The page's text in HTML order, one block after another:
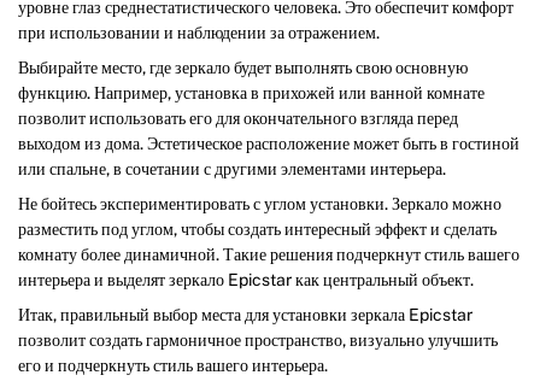
уровне глаз среднестатистического человека. Это обеспечит комфорт
при использовании и наблюдении за отражением.
Выбирайте место, где зеркало будет выполнять свою основную
функцию. Например, установка в прихожей или ванной комнате
позволит использовать его для окончательного взгляда перед
выходом из дома. Эстетическое расположение может быть в гостиной
или спальне, в сочетании с другими элементами интерьера.
Не бойтесь экспериментировать с углом установки. Зеркало можно
разместить под углом, чтобы создать интересный эффект и сделать
комнату более динамичной. Такие решения подчеркнут стиль вашего
интерьера и выделят зеркало Epicstar как центральный объект.
Итак, правильный выбор места для установки зеркала Epicstar
позволит создать гармоничное пространство, визуально улучшить
его и подчеркнуть стиль вашего интерьера.